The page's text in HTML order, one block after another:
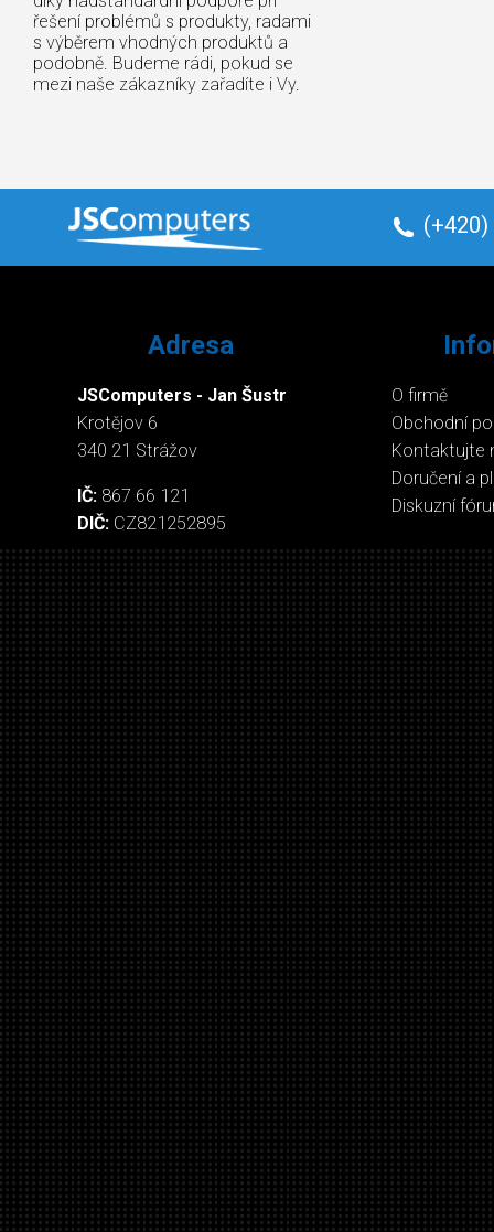
řešení problémů s produkty, radami
s výběrem vhodných produktů a
podobně. Budeme rádi, pokud se
mezi naše zákazníky zařadíte i Vy.
(+420)
Adresa
JSComputers - Jan Šustr
Krotějov 6
340 21 Strážov
IČ: 867 66 121
DIČ: CZ821252895
O firmě
Obchodní
Kontaktujte
Doručení a
Diskuzní